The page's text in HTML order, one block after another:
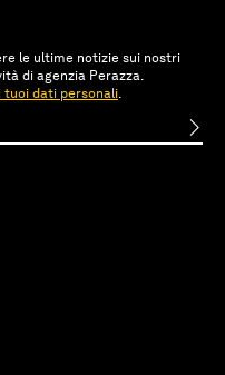
le ultime notizie sui nostri
di agenzia Perazza.
dati personali